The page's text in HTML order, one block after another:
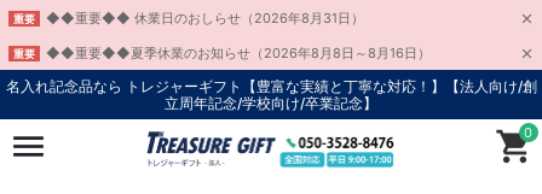
重要 ◆◆重要◆◆ 休業日のおしらせ（2026年8月31日）
重要
◆◆重要◆◆夏季休業のお知らせ（2026年8月8日～8月16日）
名入れ記念品なら トレジャーギフト【豊富な実績と丁寧な対応！】
【法人向け/創
立周年記念/学校向け/卒業記念】
0